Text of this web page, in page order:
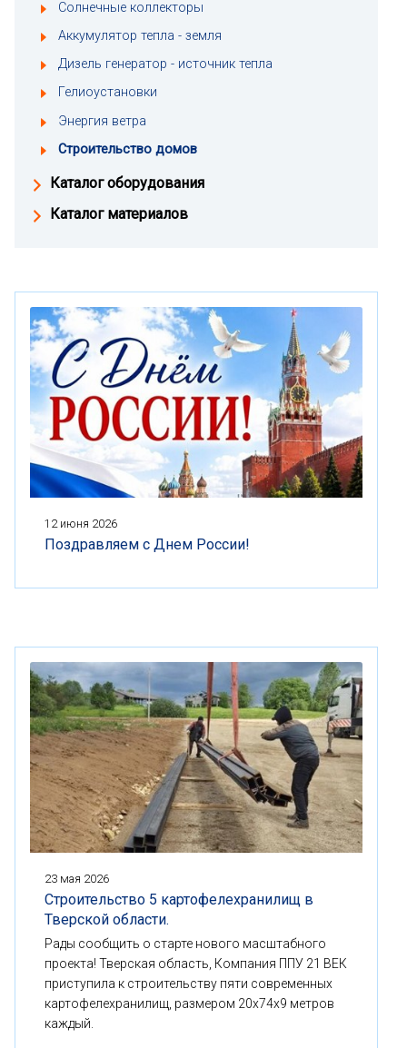
Солнечные коллекторы
Аккумулятор тепла - земля
Дизель генератор - источник тепла
Гелиоустановки
Энергия ветра
Строительство домов
Каталог оборудования
Каталог материалов
12 июня 2026
Поздравляем с Днем России!
23 мая 2026
Строительство 5 картофелехранилищ в
Тверской области.
Рады сообщить о старте нового масштабного
проекта! Тверская область, Компания ППУ 21 ВЕК
приступила к строительству пяти современных
картофелехранилищ, размером 20x74x9 метров
каждый.